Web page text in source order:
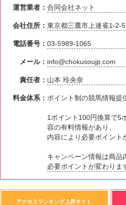
運営業者：合同会社ネット
会社住所：東京都三鷹市上連雀1-2-5
電話番号：03-5989-1065
メール： info@chokusoujp.com
責任者： 山本 玲央奈
料金体系： ポイント制の競馬情報提
1ポイント100円換算で5
容の有料情報があり、
内容により必要ポイント
キャンペーン情報は商品
必要ポイントが変わりま
アクセスランキング上昇サイト